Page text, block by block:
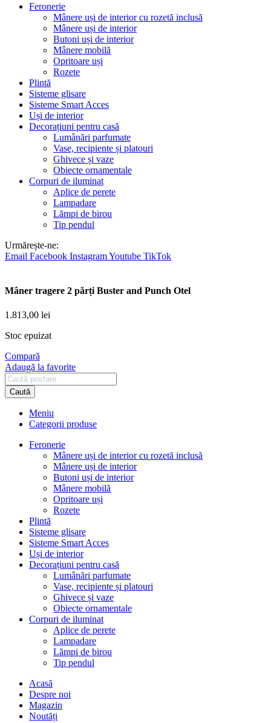
Feronerie
Mânere uși de interior cu rozetă inclusă
Mânere uși de interior
Butoni uși de interior
Mânere mobilă
Opritoare uși
Rozete
Plintă
Sisteme glisare
Sisteme Smart Acces
Uși de interior
Decorațiuni pentru casă
Lumânări parfumate
Vase, recipiente și platouri
Ghivece și vaze
Obiecte ornamentale
Corpuri de iluminat
Aplice de perete
Lampadare
Lămpi de birou
Tip pendul
Urmărește-ne:
Email Facebook InstagramYoutube TikTok
Mâner tragere 2 părți Buster and Punch Otel
1.813,00 lei
Stoc epuizat
Compară
Adaugă la favorite
Caută
Meniu
Categorii produse
Feronerie
Mânere uși de interior cu rozetă inclusă
Mânere uși de interior
Butoni uși de interior
Mânere mobilă
Opritoare uși
Rozete
Plintă
Sisteme glisare
Sisteme Smart Acces
Uși de interior
Decorațiuni pentru casă
Lumânări parfumate
Vase, recipiente și platouri
Ghivece și vaze
Obiecte ornamentale
Corpuri de iluminat
Aplice de perete
Lampadare
Lămpi de birou
Tip pendul
Acasă
Despre noi
Magazin
Noutăți